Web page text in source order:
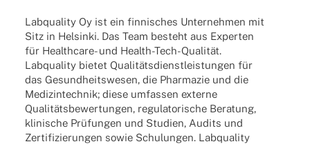
Labqua­lity Oy ist ein finni­sches Unter­neh­men mit
Sitz in Helsinki. Das Team besteht aus Exper­ten
für Heal­th­­care- und Health-Tech-Quali­­tät.
Labqua­lity bietet Quali­täts­dienst­leis­tun­gen für
das Gesund­heits­we­sen, die Phar­ma­zie und die
Medi­zin­tech­nik; diese umfas­sen externe
Quali­täts­be­wer­tun­gen, regu­la­to­ri­sche Bera­tung,
klini­sche Prüfun­gen und Studien, Audits und
Zerti­fi­zie­run­gen sowie Schu­lun­gen. Labqua­lity